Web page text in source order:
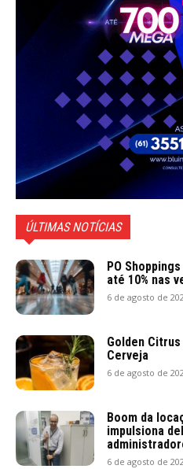
ÚLTIMAS NOTÍCIAS
PO
até 10% nas
6 de agosto de
Golden
Cerveja
6 de agosto de
Boom da
impulsiona
6 de agosto de